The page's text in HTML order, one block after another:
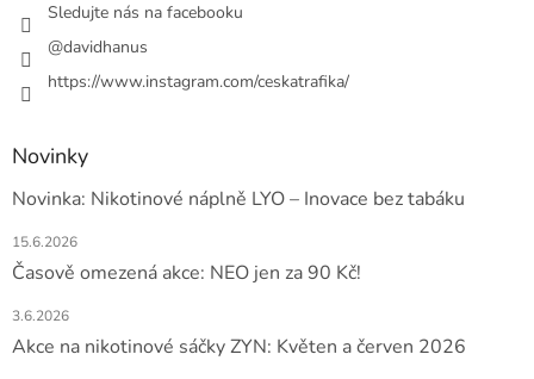
Sledujte nás na facebooku
@davidhanus
https://www.instagram.com/ceskatrafika/
Novinky
Novinka: Nikotinové náplně LYO – Inovace bez tabáku
15.6.2026
Časově omezená akce: NEO jen za 90 Kč!
3.6.2026
Akce na nikotinové sáčky ZYN: Květen a červen 2026